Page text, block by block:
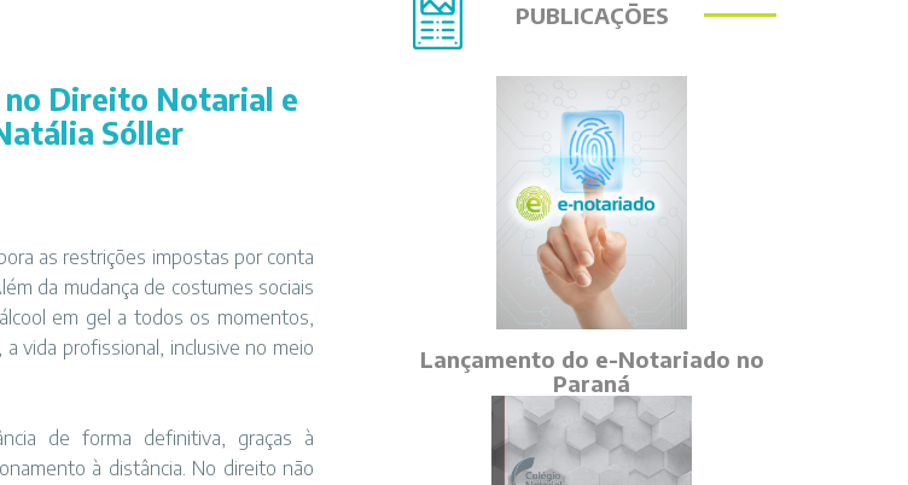
Direito Notarial e
Sóller
as restrições impostas por conta
da mudança de costumes sociais
em gel a todos os momentos,
vida profissional, inclusive no meio
de forma definitiva, graças à
à distância. No direito não
PUBLICAÇÕES
Lançamento do e-Notariado no
Paraná